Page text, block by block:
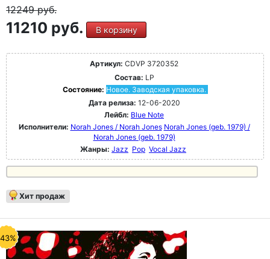
12249руб.
11210 руб. В корзину
Артикул: CDVP 3720352
Состав: LP
Состояние: Новое. Заводская упаковка.
Дата релиза: 12-06-2020
Лейбл: Blue Note
Исполнители: Norah Jones / Norah Jones Norah Jones (geb. 1979) /
Norah Jones (geb. 1979)
Жанры: Jazz Pop Vocal Jazz
Хит продаж